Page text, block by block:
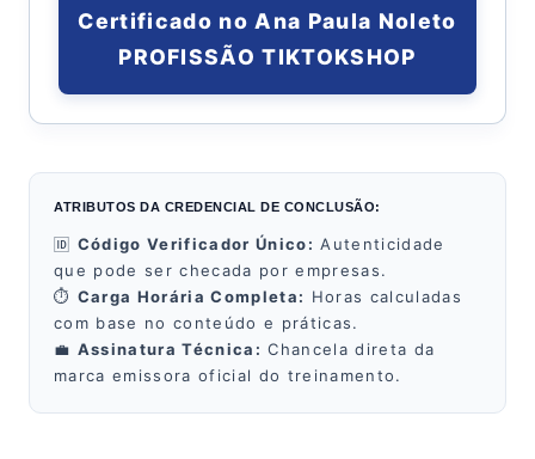
Certificado no Ana Paula Noleto
PROFISSÃO TIKTOKSHOP
ATRIBUTOS DA CREDENCIAL DE CONCLUSÃO:
🆔 Código Verificador Único: Autenticidade
que pode ser checada por empresas.
⏱️ Carga Horária Completa: Horas calculadas
com base no conteúdo e práticas.
💼 Assinatura Técnica: Chancela direta da
marca emissora oficial do treinamento.